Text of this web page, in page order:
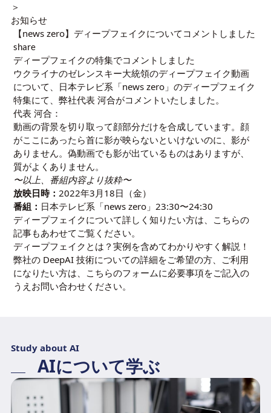
＞
お知らせ
【news zero】ディープフェイクについてコメントしました
share
ディープフェイクの特集でコメントしました
ウクライナのゼレンスキー大統領のディープフェイク動画
について、日本テレビ系「news zero」のディープフェイク
特集にて、弊社代表 河合がコメントいたしました。
代表 河合：
動画の背景を切り取って顔部分だけを合成しています。顔
がここにあったら首に影が映らないといけないのに、影が
ありません。偽動画でも影が出ているものはありますが、
質がよくありません。
〜以上、番組内容より抜粋〜
放映日時：2022年3月18日（金）
番組： 日本テレビ系「news zero」23:30〜24:30
ディープフェイクについて詳しく知りたい方は、こちらの
記事もあわせてご覧ください。
ディープフェイクとは？実例を含めてわかりやすく解説！
弊社の DeepAI 技術についての詳細をご希望の方、ご利用
になりたい方は、 こちらのフォームに必要事項をご記入の
うえお問い合わせください。
Study about AI
AIについて学ぶ